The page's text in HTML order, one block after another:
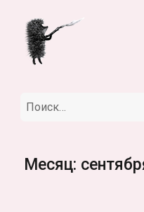
Искать:
Месяц: